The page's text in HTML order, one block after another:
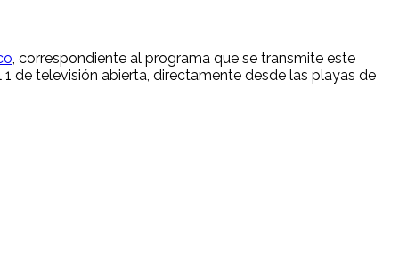
, correspondiente al programa que se transmite este
de televisión abierta, directamente desde las playas de